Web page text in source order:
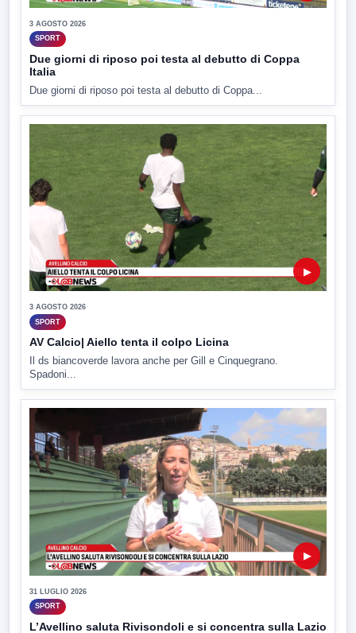
3 AGOSTO 2026
SPORT
Due giorni di riposo poi testa al debutto di Coppa
Italia
Due giorni di riposo poi testa al debutto di Coppa...
▶
3 AGOSTO 2026
SPORT
AV Calcio| Aiello tenta il colpo Licina
Il ds biancoverde lavora anche per Gill e Cinquegrano.
Spadoni...
▶
31 LUGLIO 2026
SPORT
L’Avellino saluta Rivisondoli e si concentra sulla Lazio